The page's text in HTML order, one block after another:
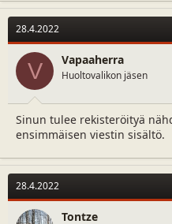
c
t
i
o
n
s
28.4.2022
V Vapaaherra
Huoltovalikon jäsen
Sinun tulee rekisteröityä
ensimmäisen viestin sisältö.
28.4.2022
Tontze